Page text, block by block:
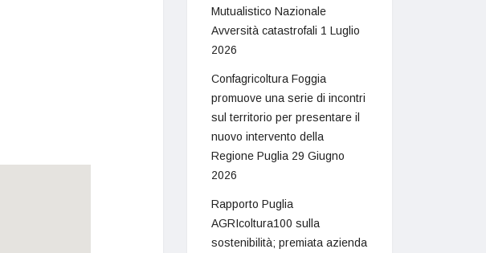
Mutualistico Nazionale
Avversità catastrofali 1 Luglio
2026
Confagricoltura Foggia
promuove una serie di incontri
sul territorio per presentare il
nuovo intervento della
Regione Puglia 29 Giugno
2026
Rapporto Puglia
AGRIcoltura100 sulla
sostenibilità; premiata azienda